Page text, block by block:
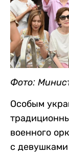
Фото:
Особым
военного
с